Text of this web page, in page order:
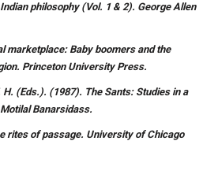
philosophy (Vol. 1 & 2). George Allen
marketplace: Baby boomers and the
Princeton University Press.
H. (Eds.). (1987). The Sants: Studies in a
Banarsidass.
rites of passage. University of Chicago